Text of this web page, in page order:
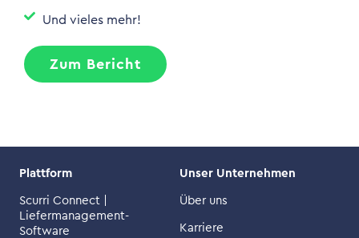
Und vieles mehr!
Zum Bericht
Plattform
Scurri Connect |
Liefermanagement-
Software
Unser Unternehmen
Über uns
Karriere